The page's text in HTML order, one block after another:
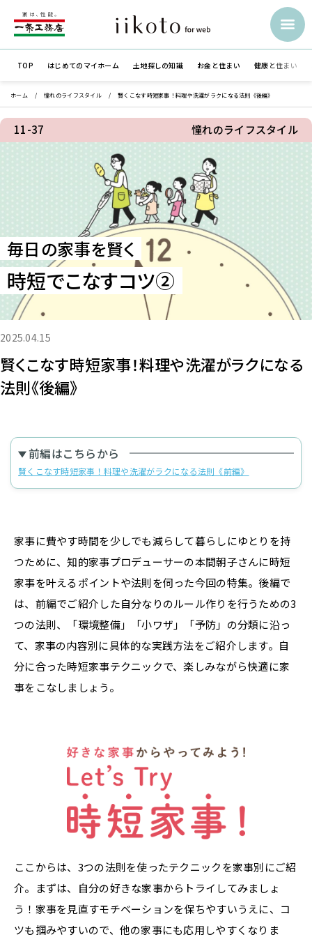
TOP はじめての マイホーム 土地探しの知識 お金と住まい 健康と住まい
ホーム 憧れのライフスタイル 賢くこなす時短家事！料理や洗濯がラクになる法則《後編》
11-37 憧れのライフスタイル
毎日の家事を賢く
時短でこなすコツ②
2025.04.15
賢くこなす時短家事！料理や洗濯がラクになる
法則《後編》
前編はこちらから
賢くこなす時短家事！料理や洗濯がラクになる法則《前編》
家事に費やす時間を少しでも減らして暮らしにゆとりを持
つために、知的家事プロデューサーの本間朝子さんに時短
家事を叶えるポイントや法則を伺った今回の特集。後編で
は、前編でご紹介した自分なりのルール作りを行うための3
つの法則、「環境整備」「小ワザ」「予防」の分類に沿っ
て、家事の内容別に具体的な実践方法をご紹介します。自
分に合った時短家事テクニックで、楽しみながら快適に家
事をこなしましょう。
ここからは、3つの法則を使ったテクニックを家事別にご紹
介。まずは、自分の好きな家事からトライしてみましょ
う！家事を見直すモチベーションを保ちやすいうえに、コ
ツも掴みやすいので、他の家事にも応用しやすくなりま